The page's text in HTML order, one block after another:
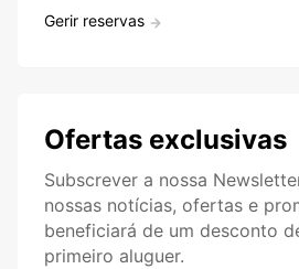
Gerir reservas
Ofertas exclusivas
Subscrever a nossa
nossas notícias, ofertas e
beneficiará de um desconto
primeiro aluguer.